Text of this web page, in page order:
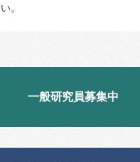
。
一般研究員募集中